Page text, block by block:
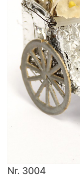
Nr. 3004